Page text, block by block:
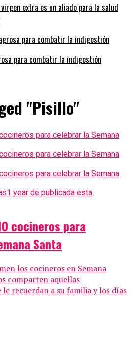
extra es un aliado para la salud
para combatir la indigestión
"Pisillo"
1 year de publicada esta
cocineros para
Santa
los cocineros en Semana
comparten aquellas
le recuerdan a su familia y los días